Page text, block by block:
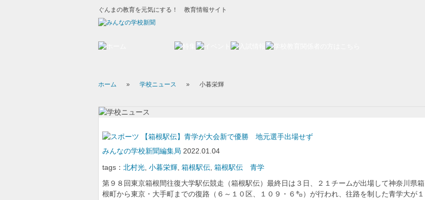
ぐんまの教育を元気にする！ 教育情報サイト
ホーム » 学校ニュース » 小暮栄輝
【箱根駅伝】青学が大会新で優勝 地元選手出場せず
みんなの学校新聞編集局 2022.01.04
tags： 北村光 小暮栄輝 箱根駅伝 箱根駅伝 青学
第９８回東京箱根間往復大学駅伝競走（箱根駅伝）最終日は３日、２１チームが出場して神奈川県箱
根町から東京・大手町までの復路（６～１０区、１０９・６㌔）が行われ、往路を制した青学大が１